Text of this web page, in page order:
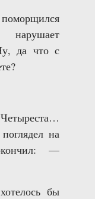
да что с
на
—
бы